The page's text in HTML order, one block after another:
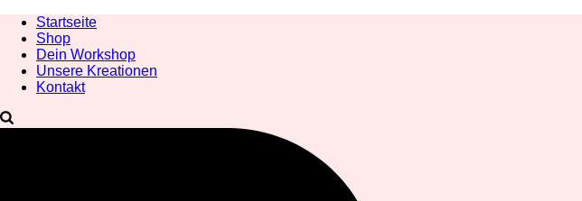
Startseite
Shop
Dein Workshop
Unsere Kreationen
Kontakt